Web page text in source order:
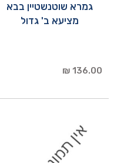
גמרא שוטנשטיין בבא
מציעא ב' גדול
136.00 ₪